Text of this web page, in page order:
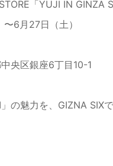
「YUJI IN GINZA
6月27日（土）
央区銀座6丁目10-1
の魅力を、GIZNA SIX